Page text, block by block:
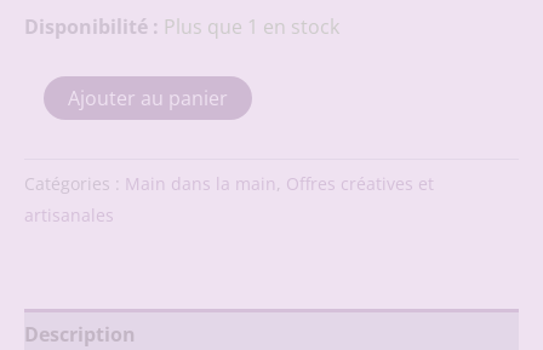
Disponibilité : Plus que 1 en stock
quantité
hortensias
violets
Ajouter au panier
Catégories : Main dans la main, Offres créatives et
artisanales
Description